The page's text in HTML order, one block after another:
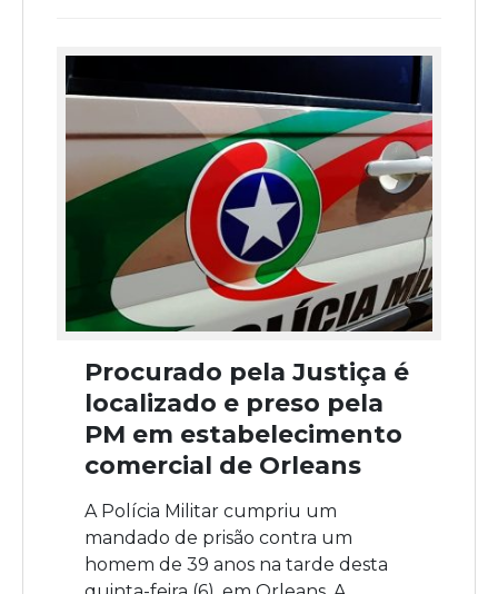
Procurado pela Justiça é
localizado e preso pela
PM em estabelecimento
comercial de Orleans
A Polícia Militar cumpriu um
mandado de prisão contra um
homem de 39 anos na tarde desta